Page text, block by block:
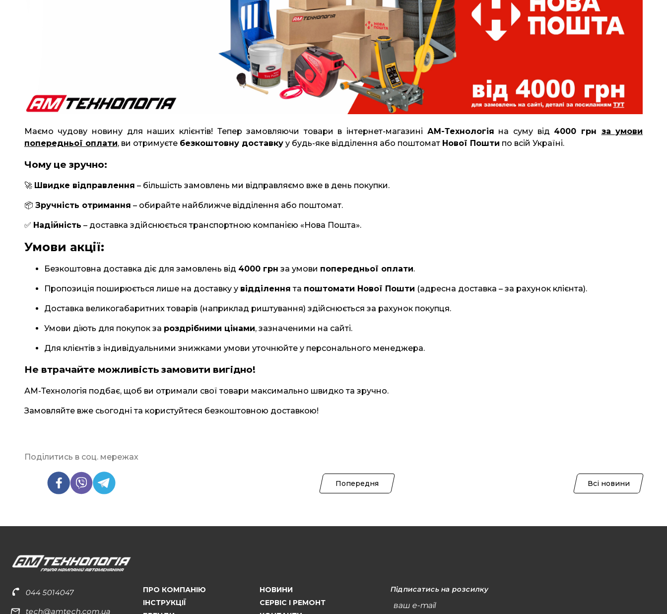
Маємо чудову новину для наших клієнтів! Тепер замовляючи товари в інтернет-магазині АМ-Технологія на суму від 4000 грн за умови
попередньої оплати, ви отримуєте безкоштовну доставкуу будь-яке відділення або поштомат Нової Пошти по всій Україні.
Чому це зручно:
🚀 Швидке відправлення – більшість замовлень ми відправляємо вже в день покупки.
📦 Зручність отримання – обирайте найближче відділення або поштомат.
✅ Надійність – доставка здійснюється транспортною компанією «Нова Пошта».
Умови акції:
Безкоштовна доставка діє для замовлень від 4000 грн за умови попередньої оплати.
Пропозиція поширюється лише на доставку у відділення та поштомати Нової Пошти (адресна доставка – за рахунок клієнта).
Доставка великогабаритних товарів (наприклад риштування) здійснюється за рахунок покупця.
Умови діють для покупок за роздрібними цінами, зазначеними на сайті.
Для клієнтів з індивідуальними знижками умови уточнюйте у персонального менеджера.
Не втрачайте можливість замовити вигідно!
АМ-Технологія подбає, щоб ви отримали свої товари максимально швидко та зручно.
Замовляйте вже сьогодні та користуйтеся безкоштовною доставкою!
Поділитись в соц. мережах
Попередня Всі новини
044 5014047
tech@amtech.com.ua
ПРО КОМПАНІЮ
ІНСТРУКЦІЇ
НОВИНИ
СЕРВІС І РЕМОНТ
Підписатись на розсилку
ваш e-mail